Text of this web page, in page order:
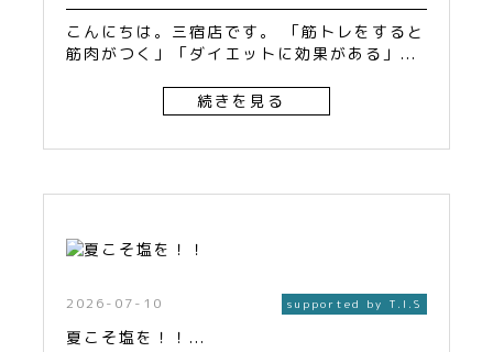
こんにちは。三宿店です。 「筋トレをすると
筋肉がつく」「ダイエットに効果がある」...
続きを見る
2026-07-10 supported by T.I.S
夏こそ塩を！！...